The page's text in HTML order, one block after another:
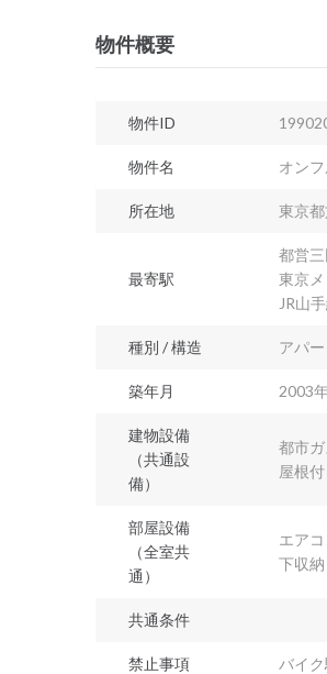
物件概要
物件ID
物件名 オン
所在地 東京
最寄駅
都営
東京
JR山
種別 / 構造 アパ
築年月 2003
建物設備
（共通設
備）
都市
屋根
部屋設備
（全室共
通）
エア
下収
共通条件
禁止事項 バイ